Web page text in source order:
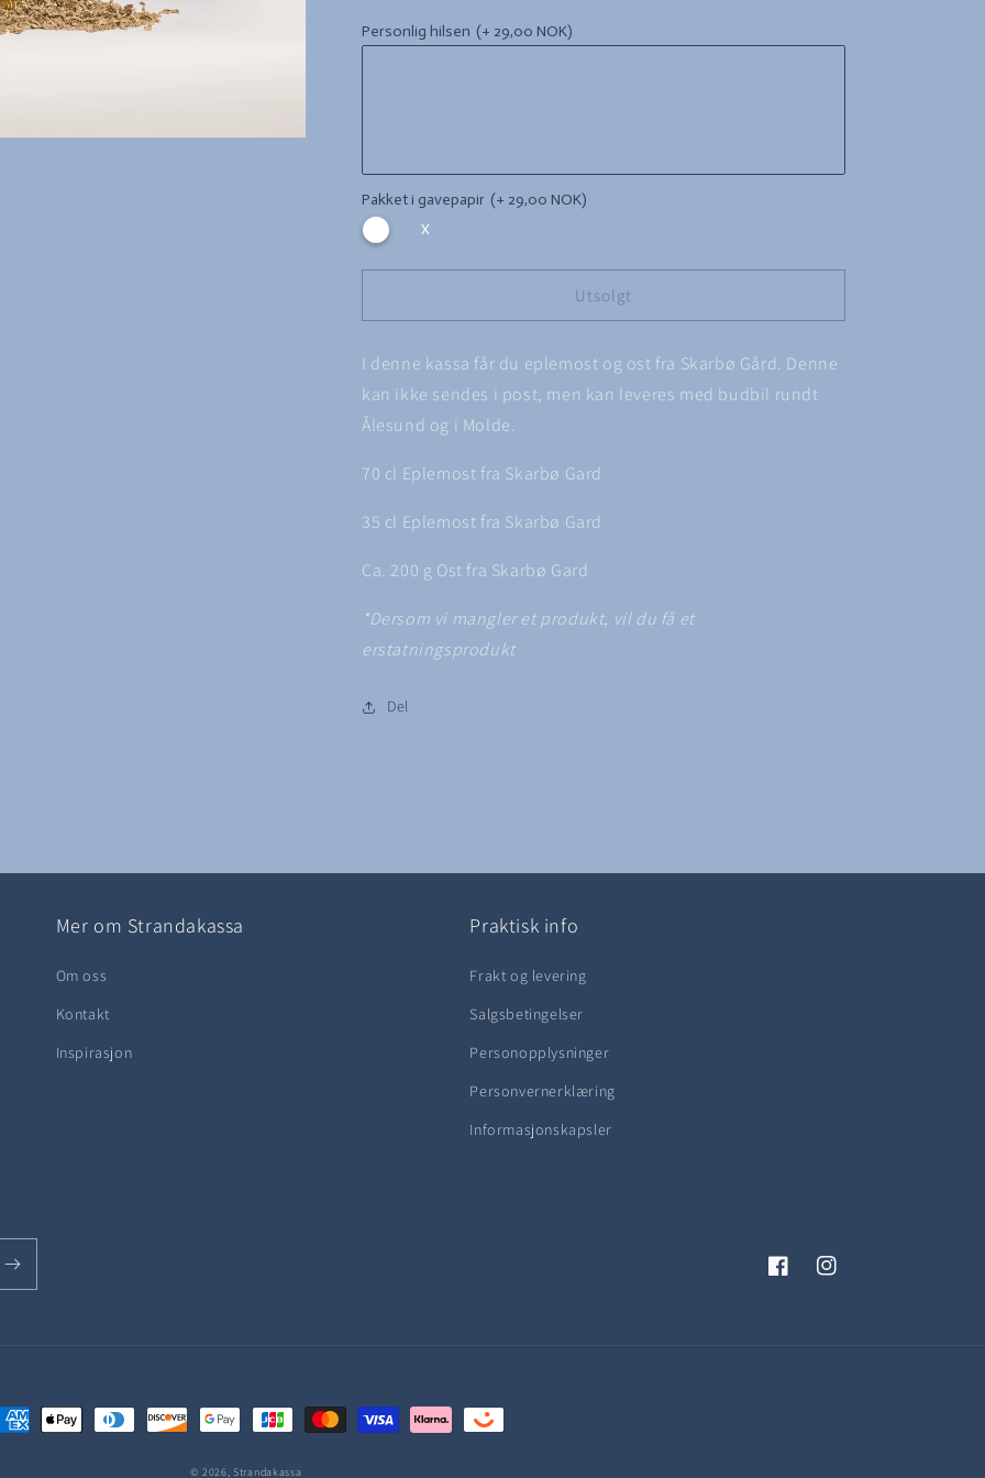
StrandakassaStrandakassa
Personlig hilsen (+ 29,00 NOK)
Pakket i gavepapir (+ 29,00 NOK)
X
Utsolgt
I denne kassa får du eplemost og ost fra Skarbø Gård. Denne
kan ikke sendes i post, men kan leveres med budbil rundt
Ålesund og i Molde.
70 cl Eplemost fra Skarbø Gard
35 cl Eplemost fra Skarbø Gard
Ca. 200 g Ost fra Skarbø Gard
*Dersom vi mangler et produkt, vil du få et
erstatningsprodukt
Del
Mer om Strandakassa
Om oss
Kontakt
Inspirasjon
Praktisk info
Frakt og levering
Salgsbetingelser
Personopplysninger
Personvernerklæring
Informasjonskapsler
FacebookInstagram
© 2026,Strandakassa